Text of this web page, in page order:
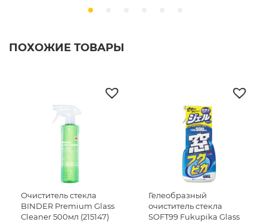
ПОХОЖИЕ ТОВАРЫ
Гелеобразный
очиститель стекла
SOFT99 Fukupika Glass
Чистящее средство без
аммиака FX Protect
Glass Cleaner 5л